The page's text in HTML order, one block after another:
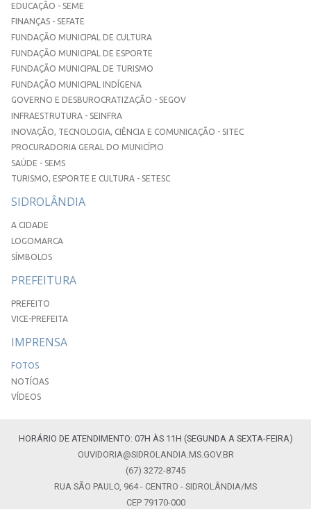
EDUCAÇÃO - SEME
FINANÇAS - SEFATE
FUNDAÇÃO MUNICIPAL DE CULTURA
FUNDAÇÃO MUNICIPAL DE ESPORTE
FUNDAÇÃO MUNICIPAL DE TURISMO
FUNDAÇÃO MUNICIPAL INDÍGENA
GOVERNO E DESBUROCRATIZAÇÃO - SEGOV
INFRAESTRUTURA - SEINFRA
INOVAÇÃO, TECNOLOGIA, CIÊNCIA E COMUNICAÇÃO - SITEC
PROCURADORIA GERAL DO MUNICÍPIO
SAÚDE - SEMS
TURISMO, ESPORTE E CULTURA - SETESC
SIDROLÂNDIA
A CIDADE
LOGOMARCA
SÍMBOLOS
PREFEITURA
PREFEITO
VICE-PREFEITA
IMPRENSA
FOTOS
NOTÍCIAS
VÍDEOS
HORÁRIO DE ATENDIMENTO: 07H ÀS 11H (SEGUNDA A SEXTA-FEIRA)
OUVIDORIA@SIDROLANDIA.MS.GOV.BR
(67) 3272-8745
RUA SÃO PAULO, 964 - CENTRO - SIDROLÂNDIA/MS
CEP 79170-000